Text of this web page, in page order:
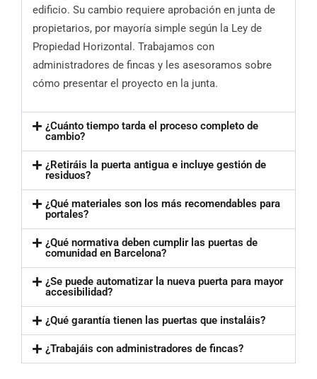
edificio. Su cambio requiere aprobación en junta de
propietarios, por mayoría simple según la Ley de
Propiedad Horizontal. Trabajamos con
administradores de fincas y les asesoramos sobre
cómo presentar el proyecto en la junta.
¿Cuánto tiempo tarda el proceso completo de
cambio?
¿Retiráis la puerta antigua e incluye gestión de
residuos?
¿Qué materiales son los más recomendables para
portales?
¿Qué normativa deben cumplir las puertas de
comunidad en Barcelona?
¿Se puede automatizar la nueva puerta para mayor
accesibilidad?
¿Qué garantía tienen las puertas que instaláis?
¿Trabajáis con administradores de fincas?